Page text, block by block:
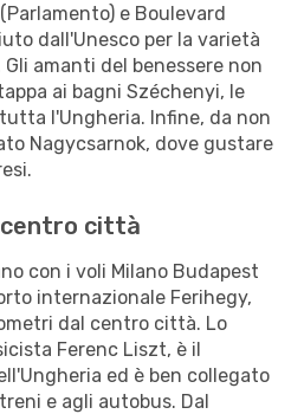
e Boulevard
dall'Unesco per la varietà
amanti del benessere non
ai bagni Széchenyi, le
l'Ungheria. Infine, da non
Nagycsarnok, dove gustare
città
con i voli Milano Budapest
internazionale Ferihegy,
dal centro città. Lo
Ferenc Liszt, è il
ed è ben collegato
e agli autobus. Dal